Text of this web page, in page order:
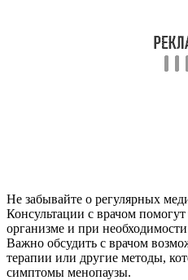
Не забывайте о регулярных
Консультации с врачом
организме и при
Важно обсудить с врачом
терапии или другие методы,
симптомы менопаузы.